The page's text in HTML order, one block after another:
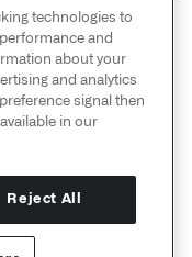
All rights
Information
technologies to
and
about your
and analytics
signal then
in our
Reject All